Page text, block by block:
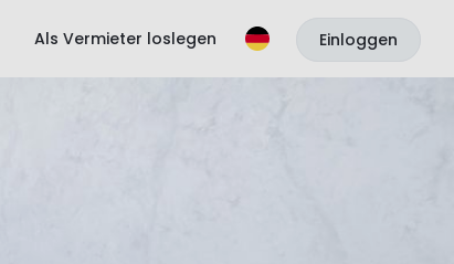
Als Vermieter loslegen Einloggen